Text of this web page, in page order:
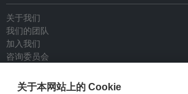
关于我们
我们的团队
加入我们
咨询委员会
联系我们
关于本网站上的 Cookie